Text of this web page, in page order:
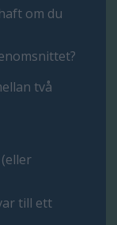
om du
två
till ett